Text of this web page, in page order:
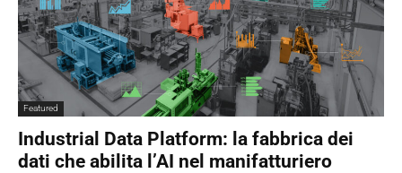
Featured
Industrial Data Platform: la fabbrica dei
dati che abilita l’AI nel manifatturiero